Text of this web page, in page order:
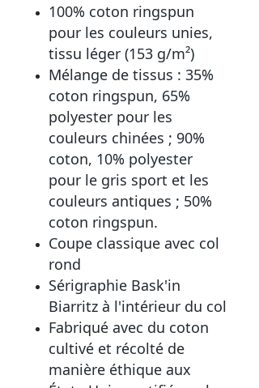
100% coton ringspun
pour les couleurs unies,
tissu léger (153 g/m²)
Mélange de tissus : 35%
coton ringspun, 65%
polyester pour les
couleurs chinées ; 90%
coton, 10% polyester
pour le gris sport et les
couleurs antiques ; 50%
coton ringspun.
Coupe classique avec col
rond
Sérigraphie Bask'in
Biarritz à l'intérieur du col
Fabriqué avec du coton
cultivé et récolté de
manière éthique aux